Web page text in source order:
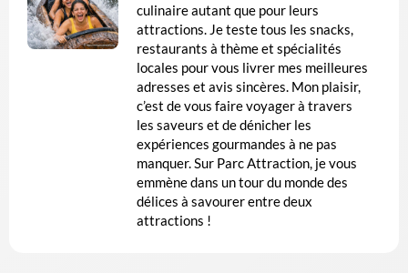
culinaire autant que pour leurs
attractions. Je teste tous les snacks,
restaurants à thème et spécialités
locales pour vous livrer mes meilleures
adresses et avis sincères. Mon plaisir,
c’est de vous faire voyager à travers
les saveurs et de dénicher les
expériences gourmandes à ne pas
manquer. Sur Parc Attraction, je vous
emmène dans un tour du monde des
délices à savourer entre deux
attractions !